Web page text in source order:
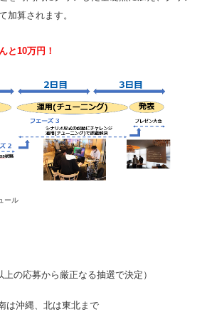
加算されます。
と10万円！
ール
の応募から厳正なる抽選で決定）
は沖縄、北は東北まで